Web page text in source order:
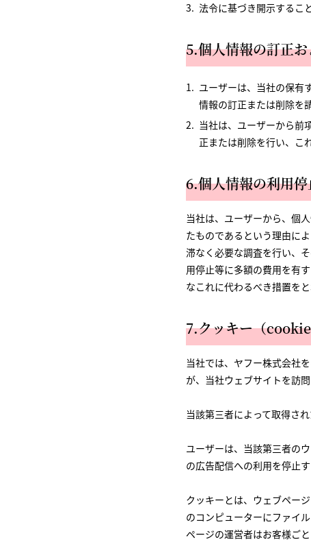
法令に基づき開示するこ
5.個人情報の訂正
ユーザーは、当社の保有
情報の訂正または削除を
当社は、ユーザーから前
正または削除を行い、こ
6.個人情報の利用
当社は、ユーザーから、個
たものであるという理由に
滞なく必要な調査を行い、
用停止等に多額の費用を有
なこれに代わるべき措置を
7.クッキー（
当社では、ヤフー株式会社
が、当社ウェブサイトを訪
当該第三者によって取得さ
ユーザーは、当該第三者の
の広告配信への利用を停止す
クッキーとは、ウェブペー
のコンピューターにファイ
ページの運営者はお客様ご